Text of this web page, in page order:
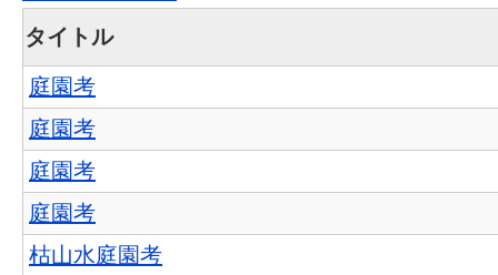
タイトル
庭園考
庭園考
庭園考
庭園考
枯山水庭園考